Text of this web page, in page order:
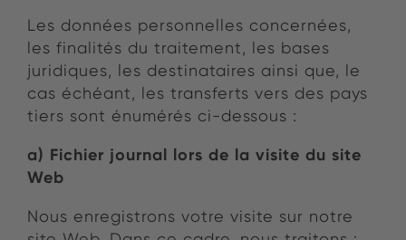
Les données personnelles concernées,
les finalités du traitement, les bases
juridiques, les destinataires ainsi que, le
cas échéant, les transferts vers des pays
tiers sont énumérés ci-dessous :
a) Fichier journal lors de la visite du site
Web
Nous enregistrons votre visite sur notre